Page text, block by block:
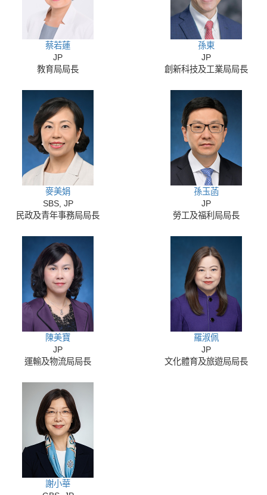
蔡若蓮
JP
教育局局長
孫東
JP
創新科技及工業局局長
麥美娟
SBS, JP
民政及青年事務局局長
孫玉菡
JP
勞工及福利局局長
陳美寶
JP
運輸及物流局局長
羅淑佩
JP
文化體育及旅遊局局長
謝小華